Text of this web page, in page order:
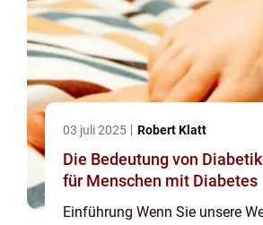
03 juli 2025 Robert Klatt
Die Bedeutung von
für Menschen mit Diabetes
Einführung Wenn Sie unsere